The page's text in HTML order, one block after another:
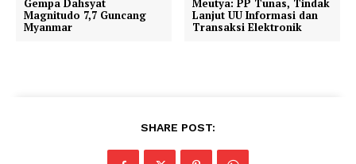
Gempa Dahsyat
Magnitudo 7,7 Guncang
Myanmar
Meutya: PP Tunas, Tindak
Lanjut UU Informasi dan
Transaksi Elektronik
SHARE POST: